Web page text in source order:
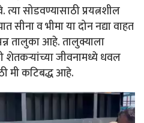
सोडवण्यासाठी प्रयत्नशील
सीना व भीमा या दोन नद्या वाहत
तालुका आहे. तालुक्याला
शेतकऱ्यांच्या जीवनामध्ये धवल
मी कटिबद्ध आहे.